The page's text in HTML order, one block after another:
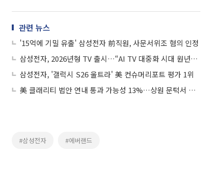
관련 뉴스
'15억에 기밀 유출' 삼성전자 前직원, 사문서위조 혐의 인정
삼성전자, 2026년형 TV 출시…“AI TV 대중화 시대 원년” 선언
삼성전자, '갤럭시 S26 울트라' 美 컨슈머리포트 평가 1위
美 클래리티 법안 연내 통과 가능성 13%…상원 문턱서 제동
#삼성전자 #에버랜드